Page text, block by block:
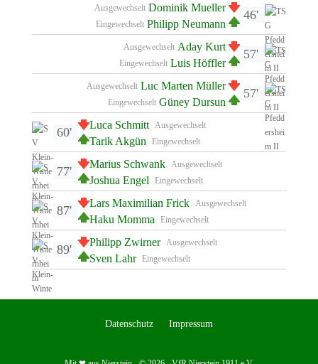
46'
Ausgewechselt Dominik Mueller
Eingewechselt Philipp Neumann
57'
Ausgewechselt Aday Kurt
Eingewechselt Luis Höffler
57'
Ausgewechselt Luc Marten Müller
Eingewechselt Güney Dursun
Ausgewechselt
Luca Schmitt
Eingewechselt
Tarik Akgün
60'
Ausgewechselt
Marius Schwank
Eingewechselt
Joshua Engel
77'
Ausgewechselt
Lars Maximilian Frick
Eingewechselt
Haku Momma
87'
Ausgewechselt
Philipp Zwirner
Eingewechselt
Sven Lahr
89'
Datenschutz Impressum